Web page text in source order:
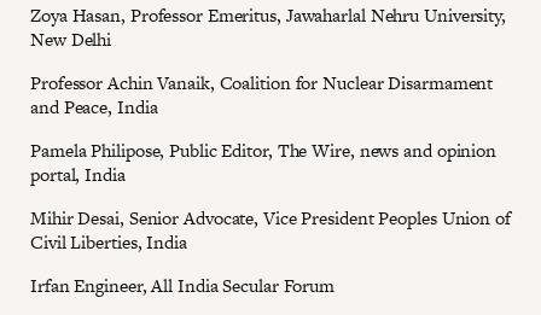
Zoya Hasan, Professor Emeritus, Jawaharlal Nehru University,
New Delhi
Professor Achin Vanaik, Coalition for Nuclear Disarmament
and Peace, India
Pamela Philipose, Public Editor, The Wire, news and opinion
portal, India
Mihir Desai, Senior Advocate, Vice President Peoples Union of
Civil Liberties, India
Irfan Engineer, All India Secular Forum